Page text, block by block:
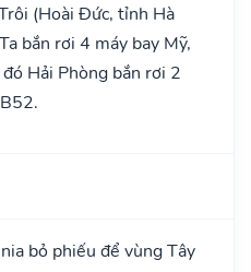
(Hoài Đức, tỉnh Hà
bắn rơi 4 máy bay Mỹ,
Hải Phòng bắn rơi 2
bỏ phiếu để vùng Tây